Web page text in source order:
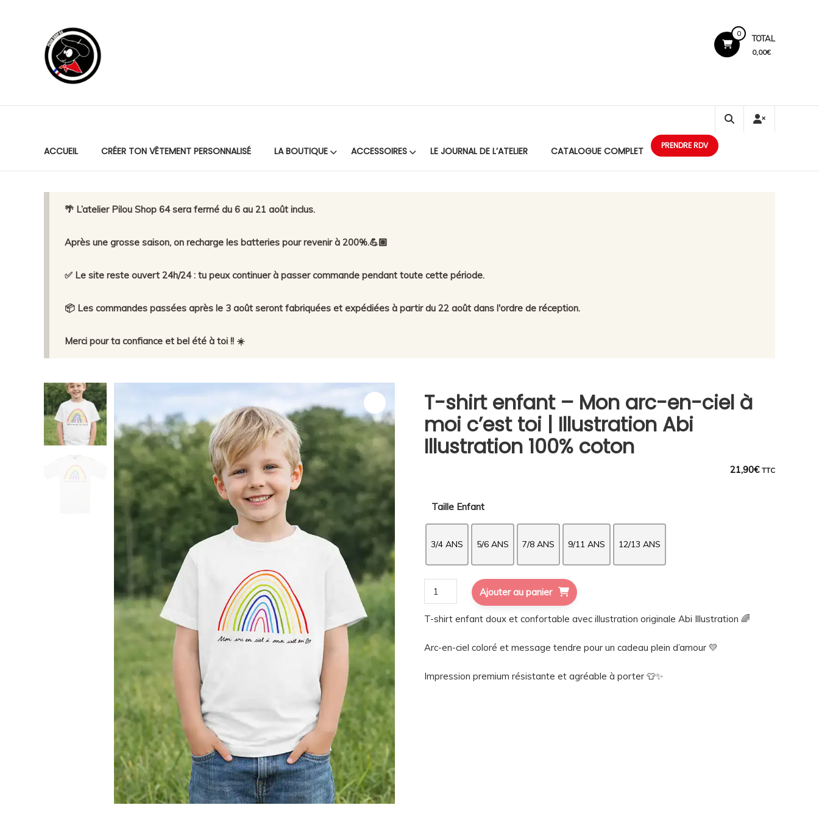
Pilou
Shop
64
premium.
0
TOTAL
0,00€
ACCUEIL CRÉER TON VÊTEMENT PERSONNALISÉ LA BOUTIQUE ACCESSOIRES LE JOURNAL DE L’ATELIER CATALOGUE COMPLET PRENDRE RDV
🌴 L’atelier Pilou Shop 64 sera fermé du 6 au 21 août inclus.
Après une grosse saison, on recharge les batteries pour revenir à 200%.💪🏼
✅ Le site reste ouvert 24h/24 : tu peux continuer à passer commande pendant toute cette période.
📦 Les commandes passées après le 3 août seront fabriquées et expédiées à partir du 22 août dans l'ordre de réception.
Merci pour ta confiance et bel été à toi !! ☀️
T-shirt enfant – Mon arc-en-ciel à
moi c’est toi | Illustration Abi
Illustration 100% coton
21,90€ TTC
Taille Enfant
3/4 ANS 5/6 ANS 7/8 ANS 9/11 ANS 12/13 ANS
quantité
de
T-
enfant
Mon
Ajouter au panier
T-shirt enfant doux et confortable avec illustration originale Abi Illustration 🌈
Arc-en-ciel coloré et message tendre pour un cadeau plein d’amour 💛
Impression premium résistante et agréable à porter 👕✨